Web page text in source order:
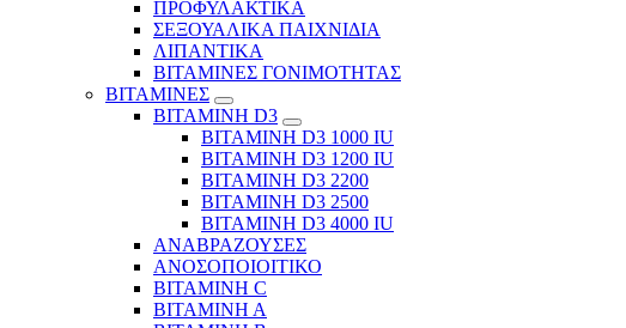
ΠΡΟΦΥΛΑΚΤΙΚΑ
ΣΕΞΟΥΑΛΙΚΑ ΠΑΙΧΝΙΔΙΑ
ΛΙΠΑΝΤΙΚΑ
ΒΙΤΑΜΙΝΕΣ ΓΟΝΙΜΟΤΗΤΑΣ
ΒΙΤΑΜΙΝΕΣ
ΒΙΤΑΜΙΝΗ D3
ΒΙΤΑΜΙΝΗ D3 1000 IU
ΒΙΤΑΜΙΝΗ D3 1200 IU
ΒΙΤΑΜΙΝΗ D3 2200
ΒΙΤΑΜΙΝΗ D3 2500
BITAMINH D3 4000 IU
ΑΝΑΒΡΑΖΟΥΣΕΣ
ΑΝΟΣΟΠΟΙΟΙΤΙΚΟ
ΒΙΤΑΜΙΝΗ C
ΒΙΤΑΜΙΝΗ Α